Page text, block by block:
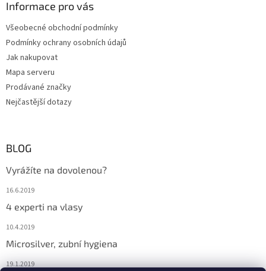
Informace pro vás
Všeobecné obchodní podmínky
Podmínky ochrany osobních údajů
Jak nakupovat
Mapa serveru
Prodávané značky
Nejčastější dotazy
BLOG
Vyrážíte na dovolenou?
16.6.2019
4 experti na vlasy
10.4.2019
Microsilver, zubní hygiena
19.1.2019